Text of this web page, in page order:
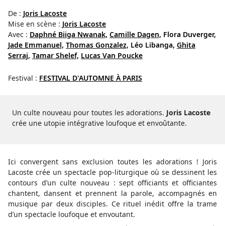
De : Joris Lacoste
Mise en scène : Joris Lacoste
Avec : Daphné Biiga Nwanak, Camille Dagen, Flora Duverger,
Jade Emmanuel, Thomas Gonzalez, Léo Libanga, Ghita
Serraj, Tamar Shelef, Lucas Van Poucke
Festival : FESTIVAL D'AUTOMNE À PARIS
Un culte nouveau pour toutes les adorations. Joris Lacoste
crée une utopie intégrative loufoque et envoûtante.
Ici convergent sans exclusion toutes les adorations ! Joris
Lacoste crée un spectacle pop-liturgique où se dessinent les
contours d’un culte nouveau : sept officiants et officiantes
chantent, dansent et prennent la parole, accompagnés en
musique par deux disciples. Ce rituel inédit offre la trame
d’un spectacle loufoque et envoutant.